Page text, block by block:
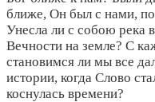
ближе, Он был с нами,
Унесла ли с собою река
Вечности на земле? С
становимся ли мы все
истории, когда Слово
коснулась времени?